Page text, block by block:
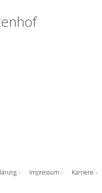
Impressum
Karriere